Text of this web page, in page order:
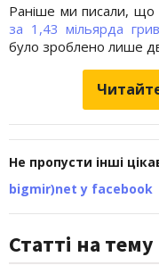
Раніше ми писали, що
за 1,43 мільярда
було зроблено лише
Не пропусти інші
bigmir)net у facebook
Статті на тему